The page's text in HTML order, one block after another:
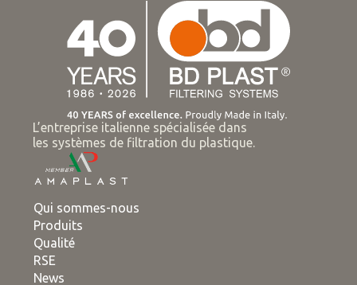
L’entreprise italienne spécialisée dans
les systèmes de filtration du plastique.
Qui sommes-nous
Produits
Qualité
RSE
News